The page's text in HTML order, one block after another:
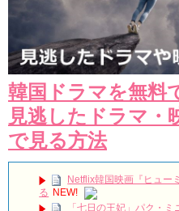
韓国ドラマを無料
見逃したドラマ・
で見る方法
Netflix韓国映画『ヒュー
る NEW!
「七日の王妃」パク・